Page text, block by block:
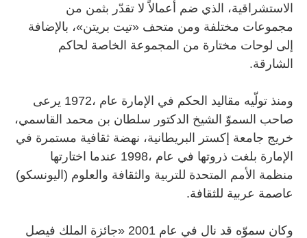
الاستشراقية، الذي ضم أعمالاً لا تقدّر بثمن من
مجموعات مختلفة ومن متحف «تيت بريتن»، بالإضافة
إلى لوحات مختارة من المجموعة الخاصة لحاكم
الشارقة.
ومنذ تولّيه مقاليد الحكم في الإمارة عام ،1972 يرعى
صاحب السموّ الشيخ الدكتور سلطان بن محمد القاسمي،
خريج جامعة إكستر البريطانية، نهضة ثقافية مستمرة في
الإمارة بلغت ذروتها في عام ،1998 عندما اختارتها
منظمة الأمم المتحدة للتربية والثقافة والعلوم (اليونسكو)
عاصمة عربية للثقافة.
وكان سموّه قد نال في عام 2001 «جائزة الملك فيصل